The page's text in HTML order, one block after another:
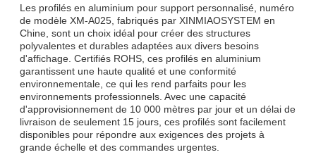
Les profilés en aluminium pour support personnalisé, numéro
de modèle XM-A025, fabriqués par XINMIAOSYSTEM en
Chine, sont un choix idéal pour créer des structures
polyvalentes et durables adaptées aux divers besoins
d'affichage. Certifiés ROHS, ces profilés en aluminium
garantissent une haute qualité et une conformité
environnementale, ce qui les rend parfaits pour les
environnements professionnels. Avec une capacité
d'approvisionnement de 10 000 mètres par jour et un délai de
livraison de seulement 15 jours, ces profilés sont facilement
disponibles pour répondre aux exigences des projets à
grande échelle et des commandes urgentes.